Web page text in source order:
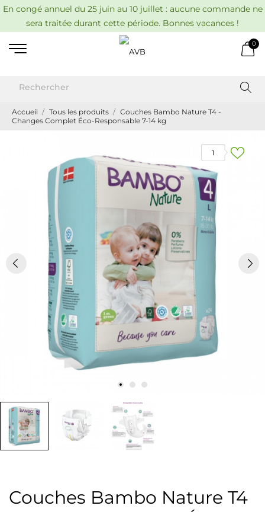
En congé annuel du 25 juin au 10 juillet : aucune commande ne
sera traitée durant cette période. Bonnes vacances !
0
Accueil Tous les produits
Couches Bambo Nature T4 -
Changes Complet Éco-Responsable 7-14 kg
1
Couches Bambo Nature T4